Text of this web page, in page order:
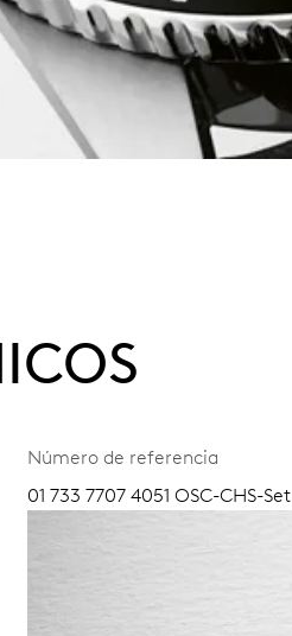
Número de referencia
01 733 7707 4051 OSC-CHS-Set